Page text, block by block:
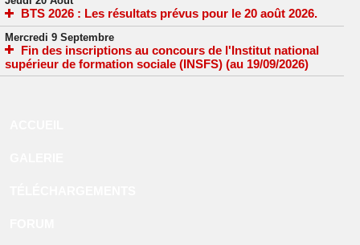
BTS 2026 : Les résultats prévus pour le 20 août 2026.
Mercredi 9 Septembre
Fin des inscriptions au concours de l'Institut national
supérieur de formation sociale (INSFS) (au 19/09/2026)